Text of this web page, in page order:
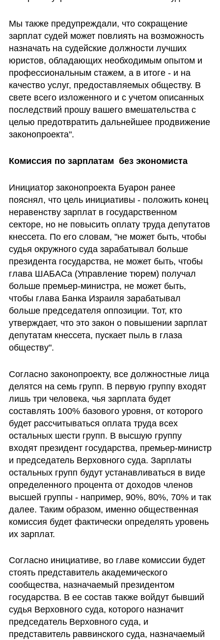
Мы также предупреждали, что сокращение
зарплат судей может повлиять на возможность
назначать на судейские должности лучших
юристов, обладающих необходимым опытом и
профессиональным стажем, а в итоге - и на
качество услуг, предоставляемых обществу. В
свете всего изложенного и с учетом описанных
последствий прошу вашего вмешательства с
целью предотвратить дальнейшее продвижение
законопроекта".
Комиссия по зарплатам  без экономиста
Инициатор законопроекта Буарон ранее
пояснял, что цель инициативы - положить конец
неравенству зарплат в государственном
секторе, но не повысить оплату труда депутатов
кнессета. По его словам, "не может быть, чтобы
судья окружного суда зарабатывал больше
президента государства, не может быть, чтобы
глава ШАБАСа (Управление тюрем) получал
больше премьер-министра, не может быть,
чтобы глава Банка Израиля зарабатывал
больше председателя оппозиции. Тот, кто
утверждает, что это закон о повышении зарплат
депутатам кнессета, пускает пыль в глаза
обществу".
Согласно законопроекту, все должностные лица
делятся на семь групп. В первую группу входят
лишь три человека, чья зарплата будет
составлять 100% базового уровня, от которого
будет рассчитываться оплата труда всех
остальных шести групп. В высшую группу
входят президент государства, премьер-министр
и председатель Верховного суда. Зарплаты
остальных групп будут устанавливаться в виде
определенного процента от доходов членов
высшей группы - например, 90%, 80%, 70% и так
далее. Таким образом, именно общественная
комиссия будет фактически определять уровень
их зарплат.
Согласно инициативе, во главе комиссии будет
стоять представитель академического
сообщества, назначаемый президентом
государства. В ее состав также войдут бывший
судья Верховного суда, которого назначит
председатель Верховного суда, и
представитель раввинского суда, назначаемый